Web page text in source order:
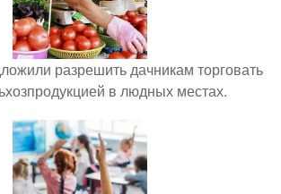
разрешить дачникам торговать
в людных местах.